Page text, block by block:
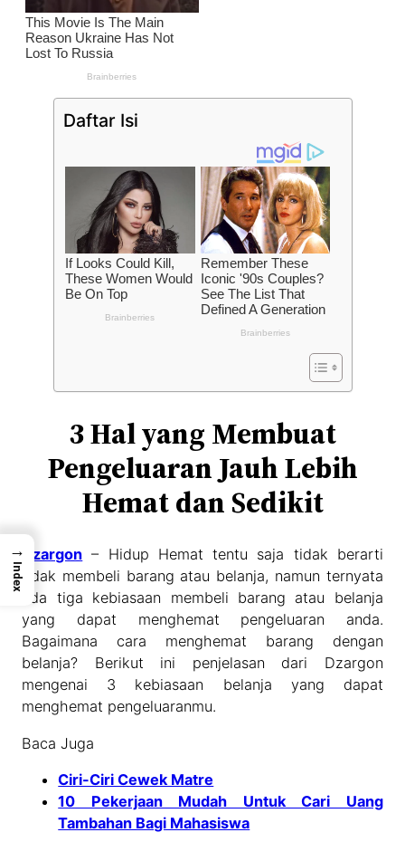
Daftar Isi
3 Hal yang Membuat
Pengeluaran Jauh Lebih
Hemat dan Sedikit
Dzargon – Hidup Hemat tentu saja tidak berarti
tidak membeli barang atau belanja, namun ternyata
ada tiga kebiasaan membeli barang atau belanja
yang dapat menghemat pengeluaran anda.
Bagaimana cara menghemat barang dengan
belanja? Berikut ini penjelasan dari Dzargon
mengenai 3 kebiasaan belanja yang dapat
menghemat pengeluaranmu.
Baca Juga
Ciri-Ciri Cewek Matre
10 Pekerjaan Mudah Untuk Cari Uang
Tambahan Bagi Mahasiswa
→
Index